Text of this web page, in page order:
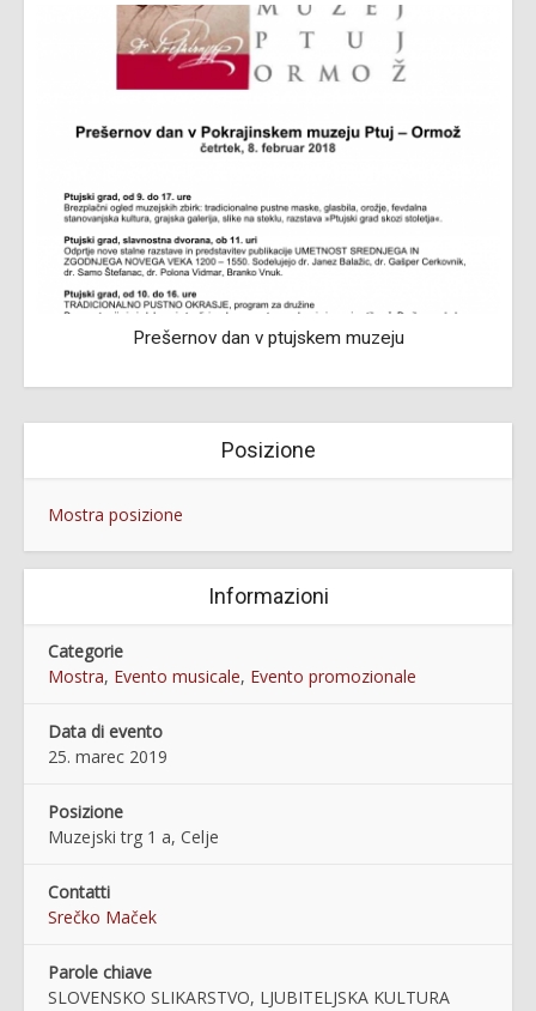
Prešernov dan v ptujskem muzeju
Posizione
Mostra posizione
Informazioni
Categorie
Mostra, Evento musicale, Evento promozionale
Data di evento
25. marec 2019
Posizione
Muzejski trg 1 a, Celje
Contatti
Srečko Maček
Parole chiave
SLOVENSKO SLIKARSTVO, LJUBITELJSKA KULTURA